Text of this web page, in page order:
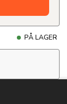
PÅ LAGER